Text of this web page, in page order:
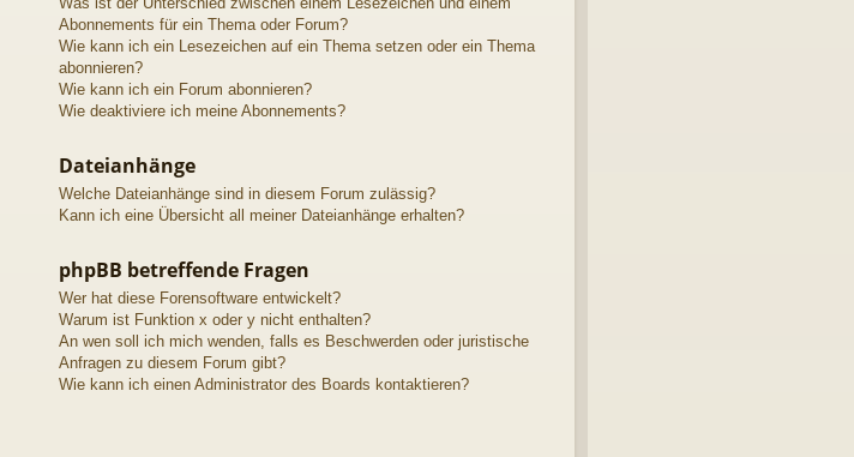
Abonnements für ein Thema oder Forum?
Wie kann ich ein Lesezeichen auf ein Thema setzen oder ein Thema
abonnieren?
Wie kann ich ein Forum abonnieren?
Wie deaktiviere ich meine Abonnements?
Dateianhänge
Welche Dateianhänge sind in diesem Forum zulässig?
Kann ich eine Übersicht all meiner Dateianhänge erhalten?
phpBB betreffende Fragen
Wer hat diese Forensoftware entwickelt?
Warum ist Funktion x oder y nicht enthalten?
An wen soll ich mich wenden, falls es Beschwerden oder juristische
Anfragen zu diesem Forum gibt?
Wie kann ich einen Administrator des Boards kontaktieren?